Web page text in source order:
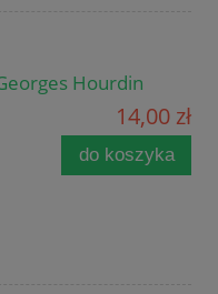
Hourdin
14,00 zł
do koszyka